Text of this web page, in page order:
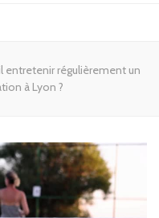
entretenir régulièrement un
à Lyon ?